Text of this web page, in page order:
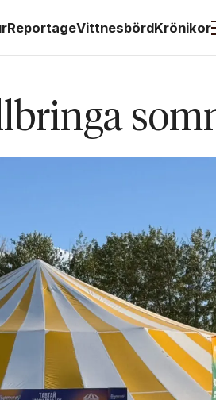
ReportageVittnesbördKrönikor